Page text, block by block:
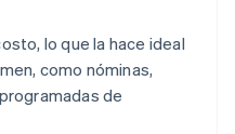
lo que la hace ideal
como nóminas,
de